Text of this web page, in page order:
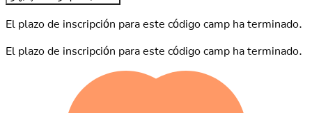
El plazo de inscripción para este código camp ha terminado.
El plazo de inscripción para este código camp ha terminado.